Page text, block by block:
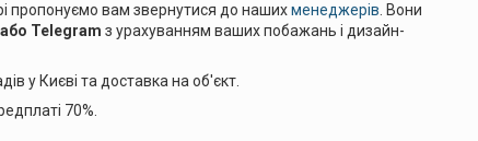
пропонуємо вам звернутися до нашихменеджерів . Вони
Telegram з урахуванням ваших побажань і дизайн-
у Києві та доставка на об'єкт.
70%.